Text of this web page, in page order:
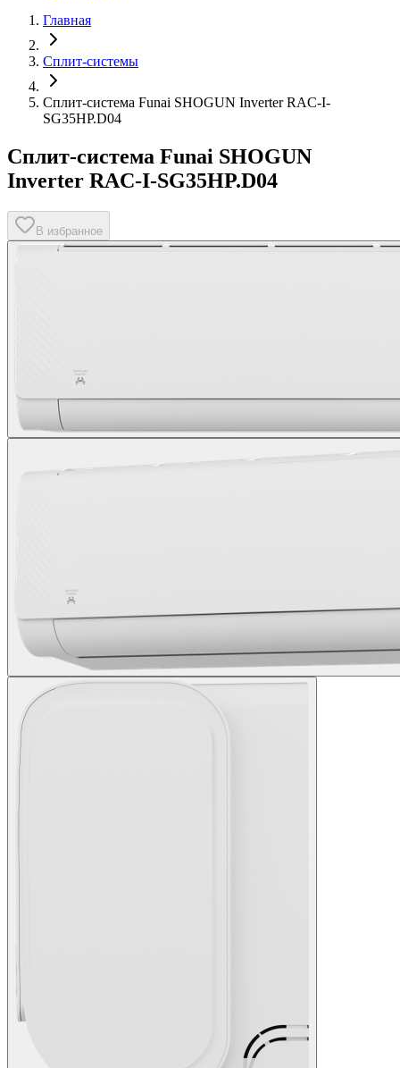
Главная
Сплит-системы
Сплит-система Funai SHOGUN Inverter RAC-I-
SG35HP.D04
Сплит-система Funai SHOGUN
Inverter RAC-I-SG35HP.D04
В избранное